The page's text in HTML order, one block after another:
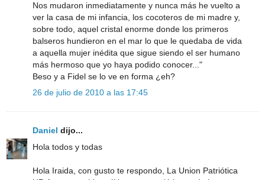
Nos mudaron inmediatamente y nunca más he vuelto a
ver la casa de mi infancia, los cocoteros de mi madre y,
sobre todo, aquel cristal enorme donde los primeros
balseros hundieron en el mar lo que le quedaba de vida
a aquella mujer inédita que sigue siendo el ser humano
más hermoso que yo haya podido conocer..."
Beso y a Fidel se lo ve en forma ¿eh?
26 de julio de 2010 a las 17:45
Daniel dijo...
Hola todos y todas
Hola Iraida, con gusto te respondo, La Union Patriótica